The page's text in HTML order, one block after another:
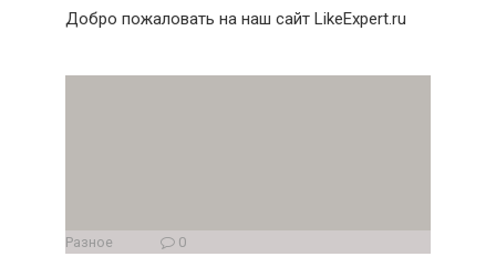
Добро пожаловать на наш сайт LikeExpert.ru
Разное 0